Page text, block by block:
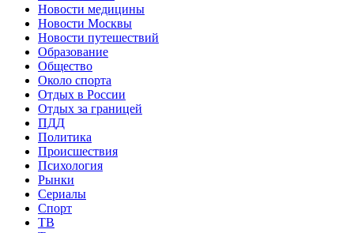
Новости медицины
Новости Москвы
Новости путешествий
Образование
Общество
Около спорта
Отдых в России
Отдых за границей
ПДД
Политика
Происшествия
Психология
Рынки
Сериалы
Спорт
ТВ